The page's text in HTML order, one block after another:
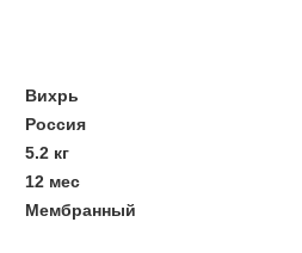
Вихрь
Россия
5.2 кг
12 мес
Мембранный